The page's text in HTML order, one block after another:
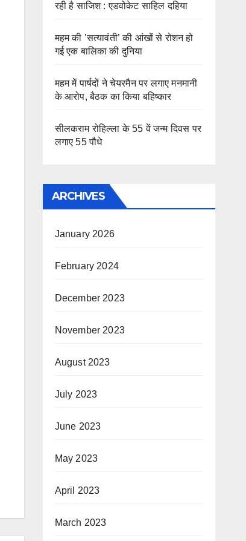
रही है साजिश : एडवोकेट साहिल दहिया
महम की ’सत्यावंती’ की आंखों से रोशन हो
गई एक बालिका की दुनिया
महम में पार्षदों ने चेयरमैन पर लगाए मनमानी
के आरोप, बैठक का किया बहिष्कार
सीलकराम रोहिल्ला के 55 वें जन्म दिवस पर
लगाए 55 पौधे
ARCHIVES
January 2026
February 2024
December 2023
November 2023
August 2023
July 2023
June 2023
May 2023
April 2023
March 2023